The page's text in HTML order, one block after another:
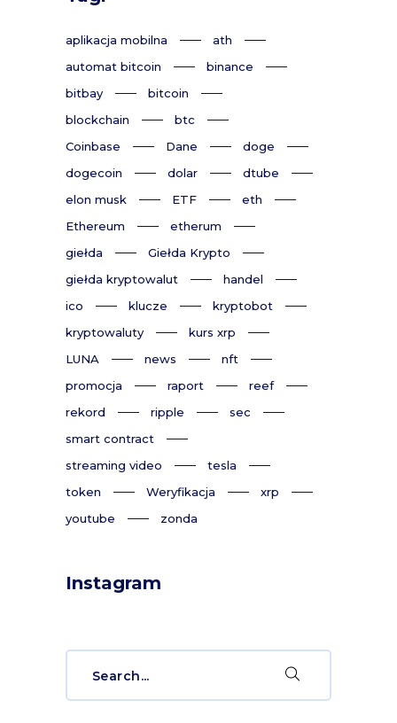
aplikacja mobilna
ath
automat bitcoin
binance
bitbay
bitcoin
blockchain
btc
Coinbase
Dane
doge
dogecoin
dolar
dtube
elon musk
ETF
eth
Ethereum
etherum
giełda
Giełda Krypto
giełda kryptowalut
handel
ico
klucze
kryptobot
kryptowaluty
kurs xrp
LUNA
news
nft
promocja
raport
reef
rekord
ripple
sec
smart contract
streaming video
tesla
token
Weryfikacja
xrp
youtube
zonda
Instagram